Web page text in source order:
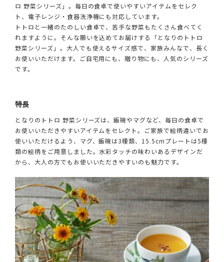
ロ 野菜シリーズ」。毎日の食卓で使いやすいアイテムをセレク
ト、電子レンジ・食器洗浄機にも対応しています。
トトロと一緒のたのしい食卓で、苦手な野菜もたくさん食べてく
れますように。そんな願いを込めてお届けする「となりのトトロ
野菜シリーズ」。大人でも使えるサイズ感で、家族みんなで、長く
お使いいただけます。ご自宅用にも、贈り物にも、人気のシリーズ
です。
特長
となりのトトロ 野菜シリーズは、飯碗やマグなど、毎日の食卓で
お使いいただきやすいアイテムをセレクト。ご家族で絵柄違いでお
使いいただけるよう、マグ、飯碗は3種類、15.5cmプレートは5種
類の絵柄をご用意しました。水彩タッチの味わいあるデザインだ
から、大人の方でもお使いいただきやすいのも魅力です。